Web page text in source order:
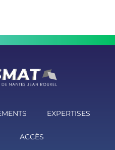
EXPERTISES
ACCÈS